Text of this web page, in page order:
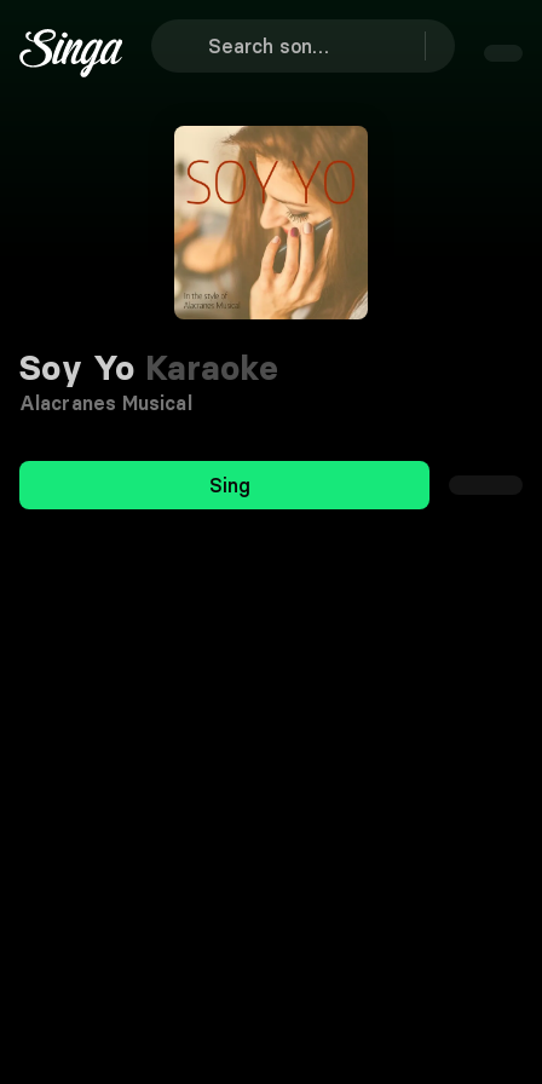
Soy Yo Karaoke
Alacranes Musical
Sing